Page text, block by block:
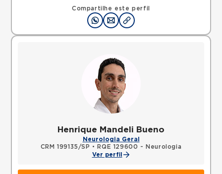
Compartilhe este perfil
Henrique Mandeli Bueno
Neurologia Geral
CRM 199135/SP •
RQE 129600 - Neurologia
Ver perfil